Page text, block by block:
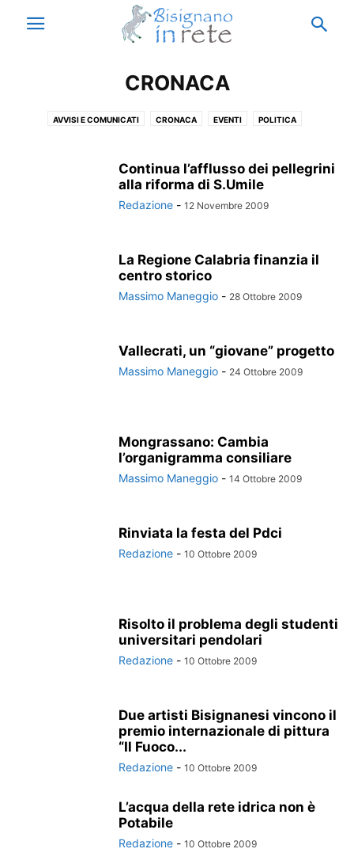
CRONACA
AVVISI E COMUNICATI CRONACA EVENTI POLITICA
Continua l’afflusso dei pellegrini
alla riforma di S.Umile
Redazione - 12 Novembre 2009
La Regione Calabria finanzia il
centro storico
Massimo Maneggio - 28 Ottobre 2009
Vallecrati, un “giovane” progetto
Massimo Maneggio - 24 Ottobre 2009
Mongrassano: Cambia
l’organigramma consiliare
Massimo Maneggio - 14 Ottobre 2009
Rinviata la festa del Pdci
Redazione - 10 Ottobre 2009
Risolto il problema degli studenti
universitari pendolari
Redazione - 10 Ottobre 2009
Due artisti Bisignanesi vincono il
premio internazionale di pittura
“Il Fuoco...
Redazione - 10 Ottobre 2009
L’acqua della rete idrica non è
Potabile
Redazione - 10 Ottobre 2009